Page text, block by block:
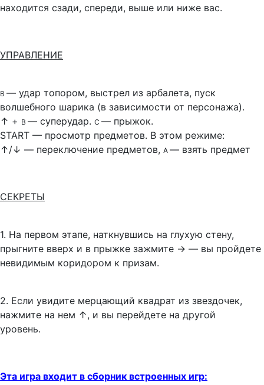
находится сзади, спереди, выше или ниже вас.
УПРАВЛЕНИЕ
В — удар топором, выстрел из арбалета, пуск
волшебного шарика (в зависимости от персонажа).
↑ + В — суперудар. С — прыжок.
START — просмотр предметов. В этом режиме:
↑/↓ — переключение предметов, А — взять предмет
СЕКРЕТЫ
1. На первом этапе, наткнувшись на глухую стену,
прыгните вверх и в прыжке зажмите → — вы пройдете
невидимым коридором к призам.
2. Если увидите мерцающий квадрат из звездочек,
нажмите на нем ↑, и вы перейдете на другой
уровень.
Эта игра входит в сборник встроенных игр: